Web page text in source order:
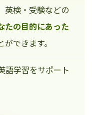
英検・受験などの
たの目的にあった
できます。
語学習をサポート